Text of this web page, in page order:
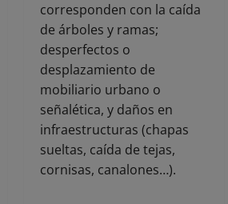
corresponden con la caída
de árboles y ramas;
desperfectos o
desplazamiento de
mobiliario urbano o
señalética, y daños en
infraestructuras (chapas
sueltas, caída de tejas,
cornisas, canalones…).